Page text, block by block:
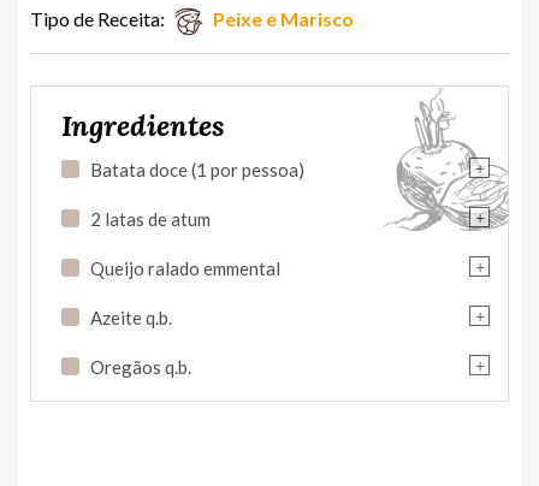
Tipo de Receita: Peixe e Marisco
Ingredientes
+
Batata doce (1 por pessoa)
+
2 latas de atum
+
Queijo ralado emmental
+
Azeite q.b.
+
Oregãos q.b.